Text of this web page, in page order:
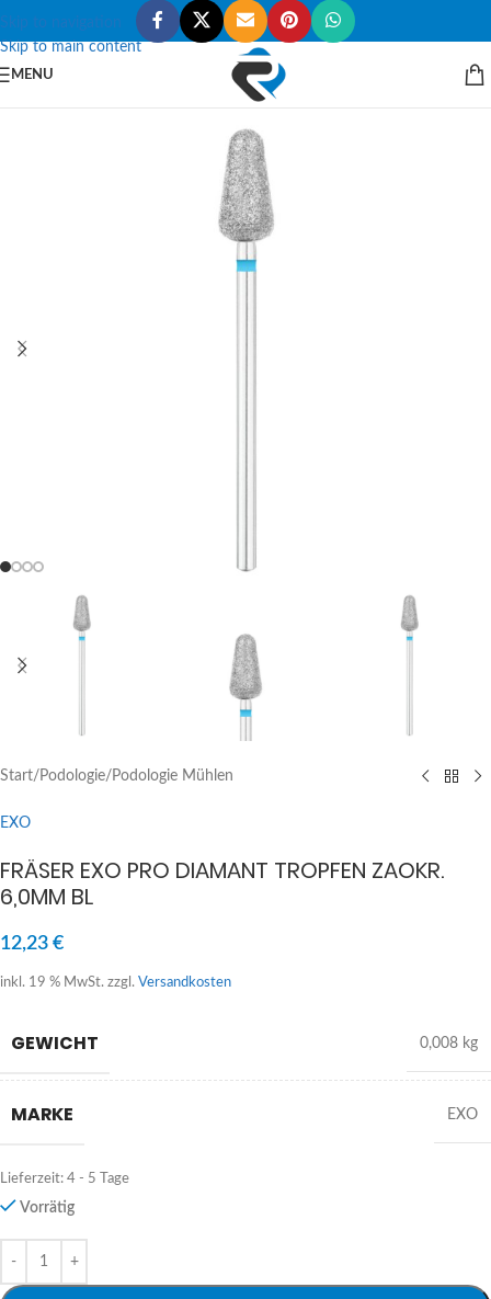
Skip to navigation
Skip to main content
MENU
Start/ Podologie/ Podologie Mühlen
EXO
FRÄSER EXO PRO DIAMANT TROPFEN ZAOKR.
6,0MM BL
12,23 €
inkl. 19 % MwSt. zzgl. Versandkosten
GEWICHT 0,008 kg
MARKE EXO
Lieferzeit: 4 - 5 Tage
Vorrätig
Alternative: